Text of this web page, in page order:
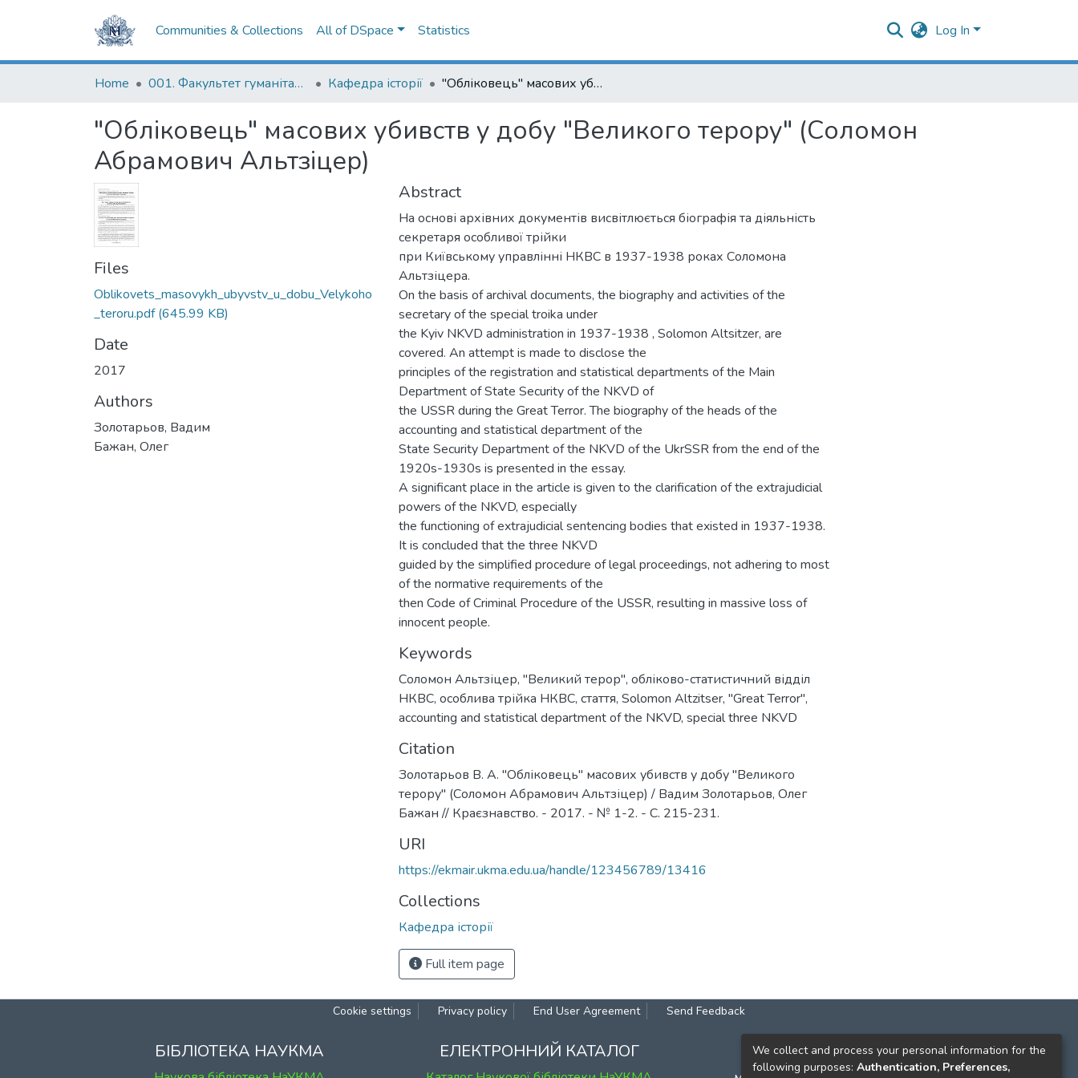
Communities & Collections All of DSpace Statistics Log In
Home 001. Факультет гуманітарних наук Кафедра історії "Обліковець" масових убивств у добу "Великого терору" (Соломон Абрамович Альтзіцер)
"Обліковець" масових убивств у добу "Великого терору" (Соломон
Абрамович Альтзіцер)
Files
Oblikovets_masovykh_ubyvstv_u_dobu_Velykoho
_teroru.pdf(645.99 KB)
Date
2017
Authors
Золотарьов, Вадим
Бажан, Олег
Abstract
На основі архівних документів висвітлюється біографія та діяльність
секретаря особливої трійки
при Київському управлінні НКВС в 1937-1938 роках Соломона
Альтзіцера.
On the basis of archival documents, the biography and activities of the
secretary of the special troika under
the Kyiv NKVD administration in 1937-1938 , Solomon Altsitzer, are
covered. An attempt is made to disclose the
principles of the registration and statistical departments of the Main
Department of State Security of the NKVD of
the USSR during the Great Terror. The biography of the heads of the
accounting and statistical department of the
State Security Department of the NKVD of the UkrSSR from the end of the
1920s-1930s is presented in the essay.
A significant place in the article is given to the clarification of the extrajudicial
powers of the NKVD, especially
the functioning of extrajudicial sentencing bodies that existed in 1937-1938.
It is concluded that the three NKVD
guided by the simplified procedure of legal proceedings, not adhering to most
of the normative requirements of the
then Code of Criminal Procedure of the USSR, resulting in massive loss of
innocent people.
Keywords
Соломон Альтзіцер, "Великий терор", обліково-статистичний відділ
НКВС, особлива трійка НКВС, стаття, Solomon Altzitser, "Great Terror",
accounting and statistical department of the NKVD, special three NKVD
Citation
Золотарьов В. А. "Обліковець" масових убивств у добу "Великого
терору" (Соломон Абрамович Альтзіцер) / Вадим Золотарьов, Олег
Бажан // Краєзнавство. - 2017. - № 1-2. - С. 215-231.
URI
https://ekmair.ukma.edu.ua/handle/123456789/13416
Collections
Кафедра історії
Full item page
Cookie settings Privacy policy End User Agreement Send Feedback
БІБЛІОТЕКА НАУКМА ЕЛЕКТРОННИЙ КАТАЛОГ КОНТАКТИ
We collect and process your personal information for the
following purposes: Authentication, Preferences,